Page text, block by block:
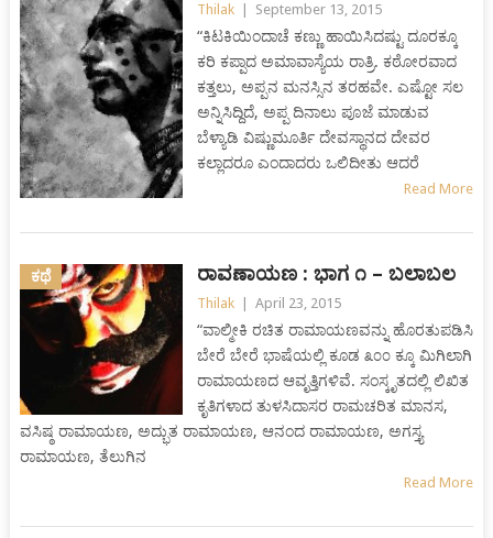
Thilak September 13, 2015
“ಕಿಟಕಿಯಿಂದಾಚೆ ಕಣ್ಣು ಹಾಯಿಸಿದಷ್ಟು ದೂರಕ್ಕೂ
ಕರಿ ಕಪ್ಪಾದ ಅಮಾವಾಸ್ಯೆಯ ರಾತ್ರಿ. ಕಠೋರವಾದ
ಕತ್ತಲು, ಅಪ್ಪನ ಮನಸ್ಸಿನ ತರಹವೇ. ಎಷ್ಟೋ ಸಲ
ಅನ್ನಿಸಿದ್ದಿದೆ, ಅಪ್ಪ ದಿನಾಲು ಪೂಜೆ ಮಾಡುವ
ಬೆಳ್ಯಾಡಿ ವಿಷ್ಣುಮೂರ್ತಿ ದೇವಸ್ಥಾನದ ದೇವರ
ಕಲ್ಲಾದರೂ ಎಂದಾದರು ಒಲಿದೀತು ಆದರೆ
Read More
ಕಥೆ ರಾವಣಾಯಣ : ಭಾಗ ೧ – ಬಲಾಬಲ
Thilak April 23, 2015
“ವಾಲ್ಮೀಕಿ ರಚಿತ ರಾಮಾಯಣವನ್ನು ಹೊರತುಪಡಿಸಿ
ಬೇರೆ ಬೇರೆ ಭಾಷೆಯಲ್ಲಿ ಕೂಡ ೩೦೦ ಕ್ಕೂ ಮಿಗಿಲಾಗಿ
ರಾಮಾಯಣದ ಆವೃತ್ತಿಗಳಿವೆ. ಸಂಸ್ಕೃತದಲ್ಲಿ ಲಿಖಿತ
ಕೃತಿಗಳಾದ ತುಳಸಿದಾಸರ ರಾಮಚರಿತ ಮಾನಸ,
ವಸಿಷ್ಠ ರಾಮಾಯಣ, ಅದ್ಭುತ ರಾಮಾಯಣ, ಆನಂದ ರಾಮಾಯಣ, ಅಗಸ್ತ್ಯ
ರಾಮಾಯಣ, ತೆಲುಗಿನ
Read More